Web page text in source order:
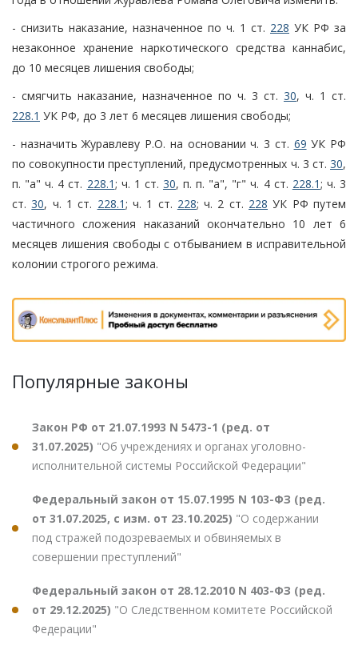
- снизить наказание, назначенное по ч. 1 ст. 228 УК РФ за
незаконное хранение наркотического средства каннабис,
до 10 месяцев лишения свободы;
- смягчить наказание, назначенное по ч. 3 ст. 30, ч. 1 ст.
228.1 УК РФ, до 3 лет 6 месяцев лишения свободы;
- назначить Журавлеву Р.О. на основании ч. 3 ст. 69 УК РФ
по совокупности преступлений, предусмотренных ч. 3 ст. 30,
п. "а" ч. 4 ст. 228.1; ч. 1 ст. 30, п. п. "а", "г" ч. 4 ст. 228.1; ч. 3
ст.30, ч. 1 ст. 228.1; ч. 1 ст. 228; ч. 2 ст. 228 УК РФ путем
частичного сложения наказаний окончательно 10 лет 6
месяцев лишения свободы с отбыванием в исправительной
колонии строгого режима.
Популярные законы
Закон РФ от 21.07.1993 N 5473-1 (ред. от
31.07.2025) "Об учреждениях и органах уголовно-
исполнительной системы Российской Федерации"
Федеральный закон от 15.07.1995 N 103-ФЗ (ред.
от 31.07.2025, с изм. от 23.10.2025) "О содержании
под стражей подозреваемых и обвиняемых в
совершении преступлений"
Федеральный закон от 28.12.2010 N 403-ФЗ (ред.
от 29.12.2025) "О Следственном комитете Российской
Федерации"